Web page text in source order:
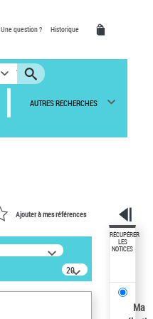
Une question ? Historique
AUTRES RECHERCHES
Ajouter à mes références
20
résultats/page
RÉCUPÉRER
LES
NOTICES
Ma